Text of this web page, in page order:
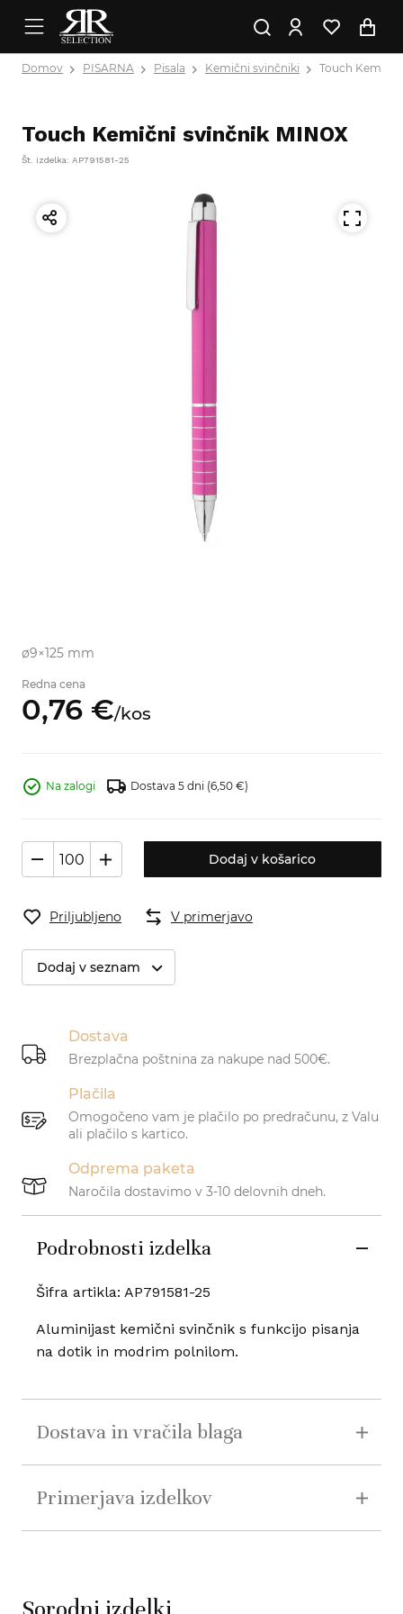
Domov PISARNA Pisala Kemični svinčniki Touch Kemični
Touch Kemični svinčnik MINOX
Št. izdelka: AP791581-25
ø9×125 mm
Redna cena
0,76 €/kos
Na zalogi Dostava 5 dni (6,50 €)
Dodaj v košarico
Priljubljeno V primerjavo
Dodaj v seznam
Dostava
Brezplačna poštnina za nakupe nad 500€.
Plačila
Omogočeno vam je plačilo po predračunu, z Valu
ali plačilo s kartico.
Odprema paketa
Naročila dostavimo v 3-10 delovnih dneh.
Podrobnosti izdelka
Šifra artikla: AP791581-25
Aluminijast kemični svinčnik s funkcijo pisanja
na dotik in modrim polnilom.
Dostava in vračila blaga
Primerjava izdelkov